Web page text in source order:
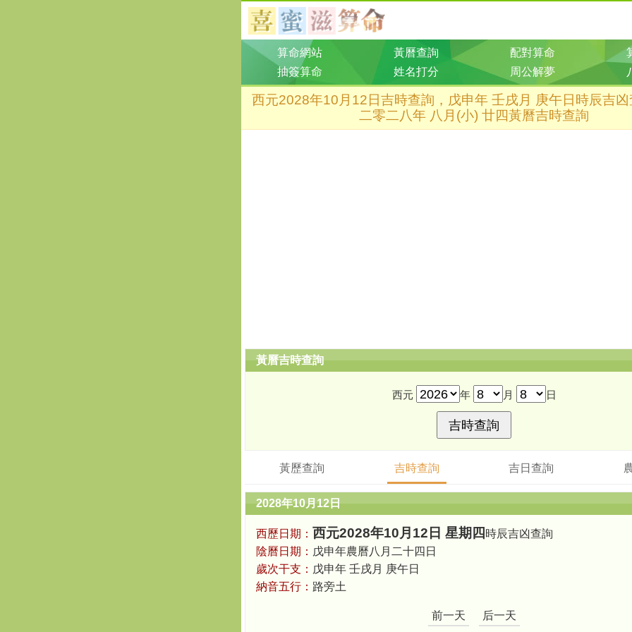
算命網站 黃曆查詢 配對算命
抽簽算命
姓名打分 周公解夢
西元2028年10月12日吉時查詢，戊申年 壬戌月 庚午日時辰吉
二零二八年 八月(小) 廿四黃曆吉時查詢
黃曆吉時查詢
西元 年 月 日
黃歷查詢 吉時查詢 吉日查詢
2028年10月12日
西歷日期： 西元2028年10月12日 星期四 時辰吉凶查詢
陰曆日期： 戊申年農曆八月二十四日
歲次干支： 戊申年 壬戌月 庚午日
納音五行： 路旁土
前一天 后一天